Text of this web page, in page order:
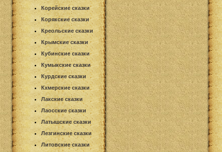
Корейские сказки
Корякские сказки
Креольские сказки
Крымские сказки
Кубинские сказки
Кумыкские сказки
Курдские сказки
Кхмерские сказки
Лакские сказки
Лаосские сказки
Латышские сказки
Лезгинские сказки
Литовские сказки